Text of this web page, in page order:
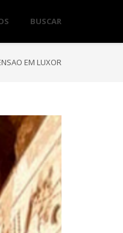
BUSCAR
EM LUXOR